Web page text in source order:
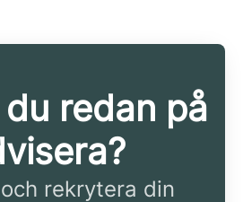
redan på
rekrytera din